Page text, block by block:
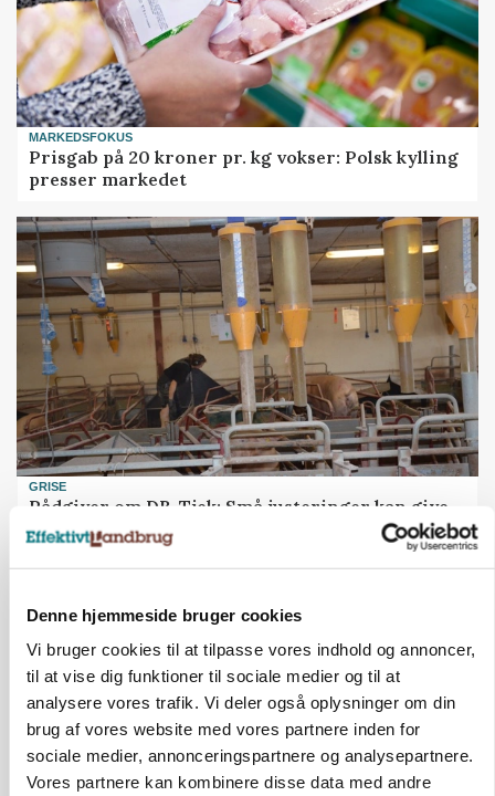
Denne hjemmeside bruger cookies
Vi bruger cookies til at tilpasse vores indhold og annoncer,
til at vise dig funktioner til sociale medier og til at
analysere vores trafik. Vi deler også oplysninger om din
brug af vores website med vores partnere inden for
sociale medier, annonceringspartnere og analysepartnere.
Vores partnere kan kombinere disse data med andre
MARKEDSFOKUS
Prisgab på 20 kroner pr. kg vokser: Polsk kylling
presser markedet
GRISE
Rådgiver om DB-Tjek: Små justeringer kan give
store besparelser
Loading...